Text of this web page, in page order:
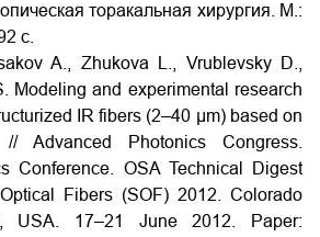
торакальная хирургия. М.:
с.
A., Zhukova L., Vrublevsky D.,
Modeling and experimental research
IR fibers (2–40 μm) based on
Advanced Photonics Congress.
Conference. OSA Technical Digest
Fibers (SOF) 2012. Colorado
USA. 17–21 June 2012. Paper: